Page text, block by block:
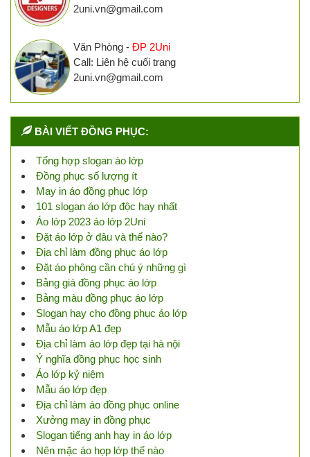
2uni.vn@gmail.com
Văn Phòng - ĐP 2Uni
Call: Liên hệ cuối trang
2uni.vn@gmail.com
BÀI VIẾT ĐỒNG PHỤC:
Tổng hợp slogan áo lớp
Đồng phục số lượng ít
May in áo đồng phục lớp
101 slogan áo lớp độc hay nhất
Áo lớp 2023 áo lớp 2Uni
Đặt áo lớp ở đâu và thế nào?
Địa chỉ làm đồng phục áo lớp
Đặt áo phông cần chú ý những gì
Bảng giá đồng phục áo lớp
Bảng màu đồng phục áo lớp
Slogan hay cho đồng phục áo lớp
Mẫu áo lớp A1 đẹp
Địa chỉ làm áo lớp đẹp tại hà nội
Ý nghĩa đồng phục học sinh
Áo lớp kỷ niệm
Mẫu áo lớp đẹp
Địa chỉ làm áo đồng phục online
Xưởng may in đồng phục
Slogan tiếng anh hay in áo lớp
Nên mặc áo họp lớp thế nào